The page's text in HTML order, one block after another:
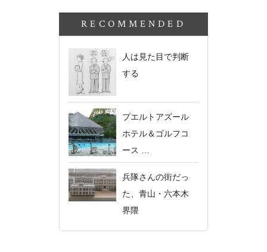
RECOMMENDED
人は見た目で判断
する
プエルトアズール
ホテル＆ゴルフコ
ース …
兵隊さんの街だっ
た、青山・六本木
界隈